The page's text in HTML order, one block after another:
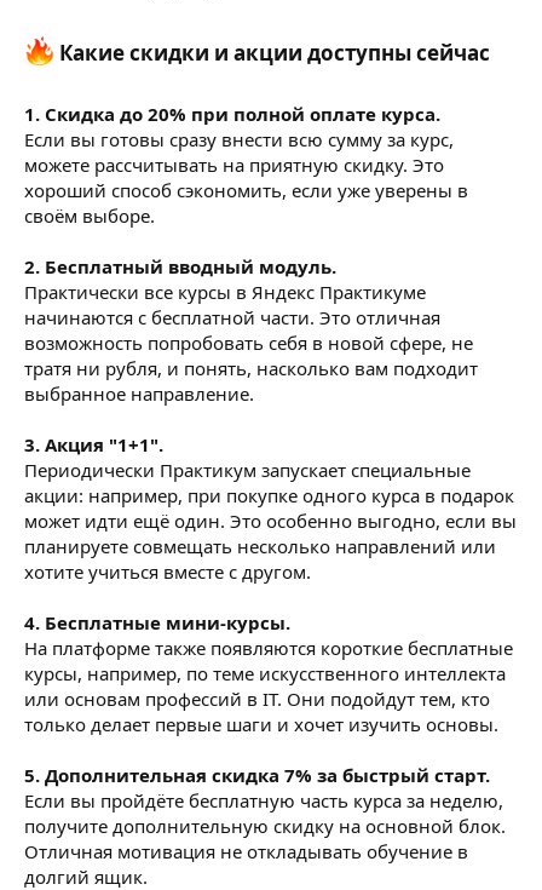
Какие скидки и акции доступны сейчас​
1. Скидка до 20% при полной оплате курса.
Если вы готовы сразу внести всю сумму за курс,
можете рассчитывать на приятную скидку. Это
хороший способ сэкономить, если уже уверены в
своём выборе.
2. Бесплатный вводный модуль.
Практически все курсы в Яндекс Практикуме
начинаются с бесплатной части. Это отличная
возможность попробовать себя в новой сфере, не
тратя ни рубля, и понять, насколько вам подходит
выбранное направление.
3. Акция "1+1".
Периодически Практикум запускает специальные
акции: например, при покупке одного курса в подарок
может идти ещё один. Это особенно выгодно, если вы
планируете совмещать несколько направлений или
хотите учиться вместе с другом.
4. Бесплатные мини-курсы.
На платформе также появляются короткие бесплатные
курсы, например, по теме искусственного интеллекта
или основам профессий в IT. Они подойдут тем, кто
только делает первые шаги и хочет изучить основы.
5. Дополнительная скидка 7% за быстрый старт.
Если вы пройдёте бесплатную часть курса за неделю,
получите дополнительную скидку на основной блок.
Отличная мотивация не откладывать обучение в
долгий ящик.